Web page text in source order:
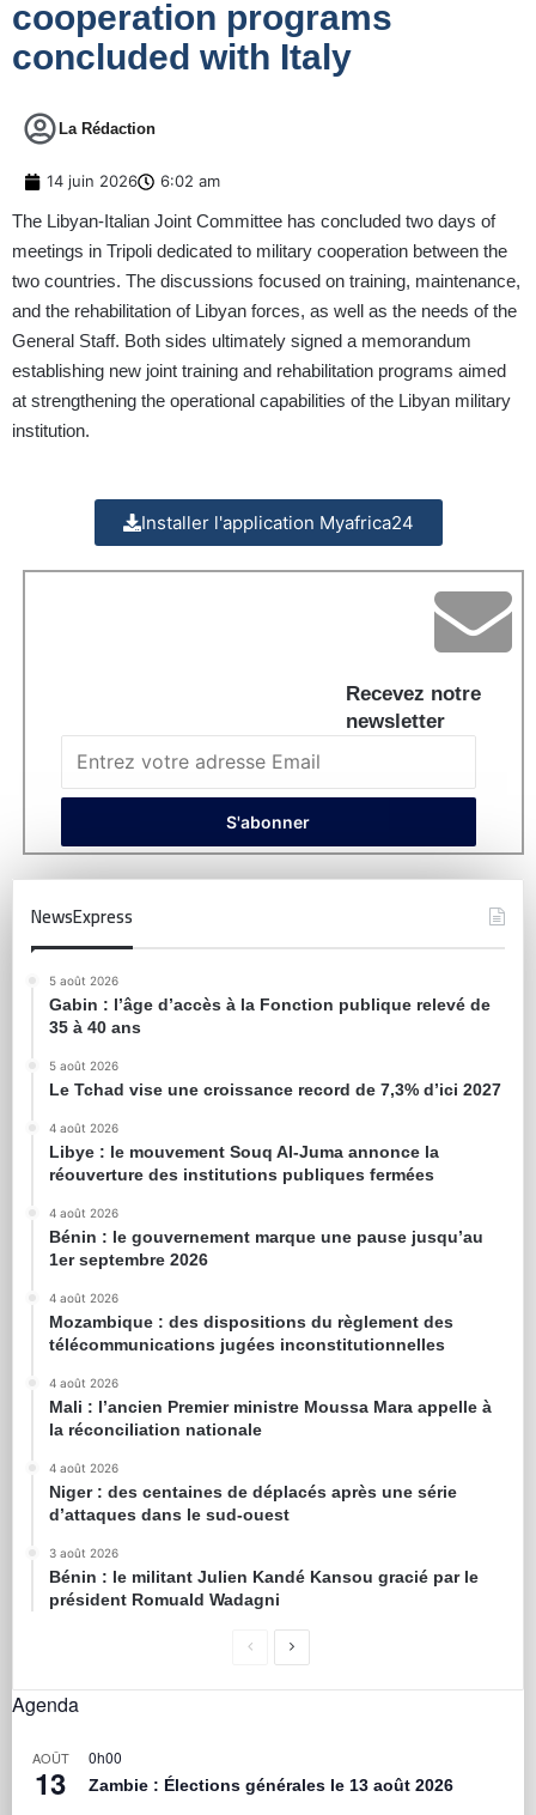
cooperation programs
concluded with Italy
La Rédaction
14 juin 2026 6:02 am
The Libyan-Italian Joint Committee has concluded two days of
meetings in Tripoli dedicated to military cooperation between the
two countries. The discussions focused on training, maintenance,
and the rehabilitation of Libyan forces, as well as the needs of the
General Staff. Both sides ultimately signed a memorandum
establishing new joint training and rehabilitation programs aimed
at strengthening the operational capabilities of the Libyan military
institution.
Installer l'application Myafrica24
Recevez notre
newsletter
NewsExpress
5 août 2026
Gabin : l’âge d’accès à la Fonction publique relevé de
35 à 40 ans
5 août 2026
Le Tchad vise une croissance record de 7,3% d’ici 2027
4 août 2026
Libye : le mouvement Souq Al-Juma annonce la
réouverture des institutions publiques fermées
4 août 2026
Bénin : le gouvernement marque une pause jusqu’au
1er septembre 2026
4 août 2026
Mozambique : des dispositions du règlement des
télécommunications jugées inconstitutionnelles
4 août 2026
Mali : l’ancien Premier ministre Moussa Mara appelle à
la réconciliation nationale
4 août 2026
Niger : des centaines de déplacés après une série
d’attaques dans le sud-ouest
3 août 2026
Bénin : le militant Julien Kandé Kansou gracié par le
président Romuald Wadagni
Agenda
AOÛT
13
0h00
Zambie : Élections générales le 13 août 2026